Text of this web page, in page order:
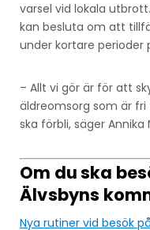
varsel vid lokala
kan besluta om att
under kortare perioder
– Allt vi gör är för att
äldreomsorg som är
ska förbli, säger Annika
Om du ska
Älvsbyns
Nya rutiner vid besök